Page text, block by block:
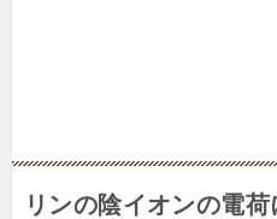
リンの陰イオンの電